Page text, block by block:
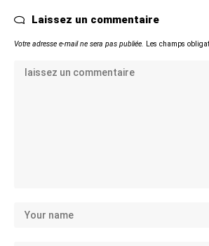
Laissez un commentaire
Votre adresse e-mail ne sera pas publiée. Les champs